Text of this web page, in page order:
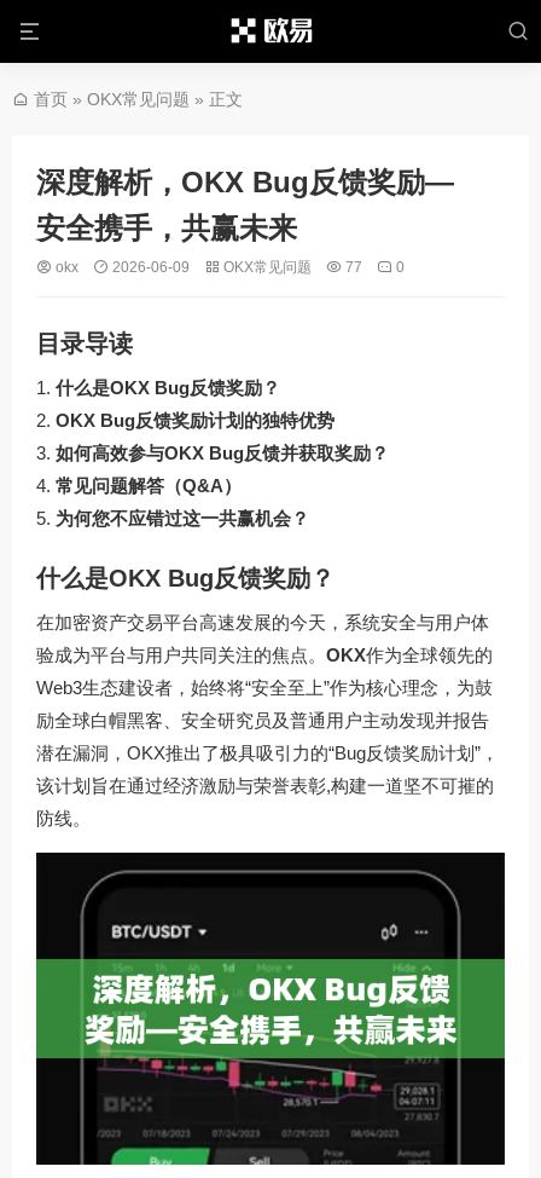
首页 » OKX常见问题 » 正文
深度解析，OKX Bug反馈奖励—
安全携手，共赢未来
okx 2026-06-09 OKX常见问题 77 0
目录导读
什么是OKX Bug反馈奖励？
OKX Bug反馈奖励计划的独特优势
如何高效参与OKX Bug反馈并获取奖励？
常见问题解答（Q&A）
为何您不应错过这一共赢机会？
什么是OKX Bug反馈奖励？
在加密资产交易平台高速发展的今天，系统安全与用户体
验成为平台与用户共同关注的焦点。 OKX作为全球领先的
Web3生态建设者，始终将“安全至上”作为核心理念，为鼓
励全球白帽黑客、安全研究员及普通用户主动发现并报告
潜在漏洞，OKX推出了极具吸引力的“Bug反馈奖励计划”，
该计划旨在通过经济激励与荣誉表彰,构建一道坚不可摧的
防线。